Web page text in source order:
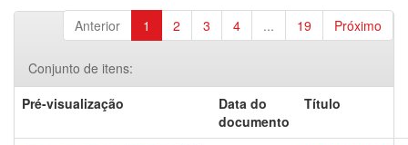
Anterior 1 2 3 4 ... 19 Próximo
Conjunto de itens:
Pré-visualização
Data do
documento
Título